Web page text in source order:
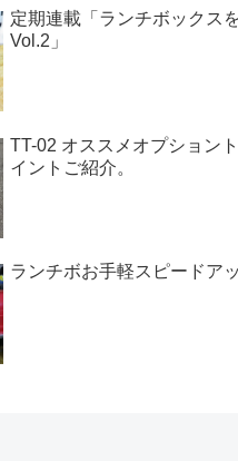
定期連載「ランチボックス
Vol.2」
TT-02 オススメオプション
イントご紹介。
ランチボお手軽スピードア